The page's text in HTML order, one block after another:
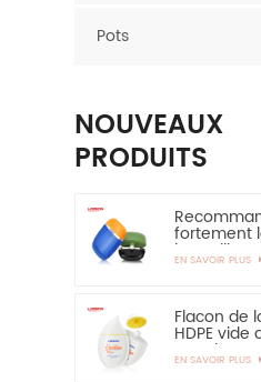
Pots
NOUVEAUX
PRODUITS
fortement
bouteille en
plastique
50ml EVOH
EN SAVOIR PLUS
Flacon de
HDPE vide
pour la
solaire -
EN SAVOIR PLUS